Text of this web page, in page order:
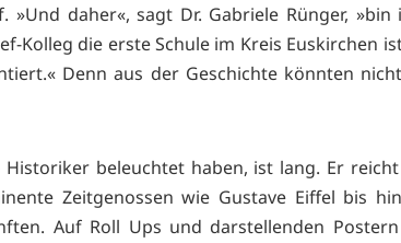
»Und daher«, sagt Dr. Gabriele Rünger, »bin
Kolleg die erste Schule im Kreis Euskirchen
Denn aus der Geschichte könnten
beleuchtet haben, ist lang. Er
Zeitgenossen wie Gustave Eiffel bis
Auf Roll Ups und darstellenden